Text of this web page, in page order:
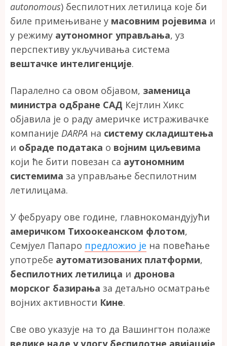
autonomous) беспилотних летилица које би
биле примењиване у масовним ројевима и
у режиму аутономног управљања, уз
перспективу укључивања система
вештачке интелигенције.
Паралелно са овом објавом, заменица
министра одбране САД Кејтлин Хикс
објавила је о раду америчке истраживачке
компаније DARPA на систему складиштења
и обраде података о војним циљевима
који ће бити повезан са аутономним
системима за управљање беспилотним
летилицама.
У фебруару ове године, главнокомандујући
америчком Тихоокеанском флотом,
Семјуел Папаро предложио је на повећање
употребе аутоматизованих платформи,
беспилотних летилица и дронова
морског базирања за детаљно осматрање
војних активности Кине.
Све ово указује на то да Вашингтон полаже
велике наде у улогу беспилотне авијације